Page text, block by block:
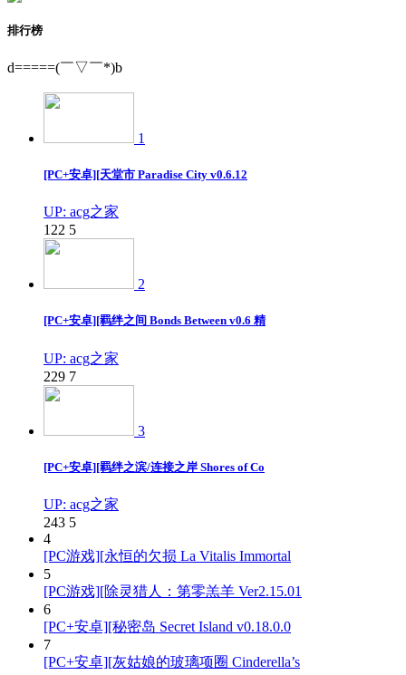
排行榜
d=====(￣▽￣*)b
1
[PC+安卓][天堂市 Paradise City v0.6.12
UP: acg之家
122 5
2
[PC+安卓][羁绊之间 Bonds Between v0.6 精
UP: acg之家
229 7
3
[PC+安卓][羁绊之滨/连接之岸 Shores of Co
UP: acg之家
243 5
4
[PC游戏][永恒的欠损 La Vitalis Immortal
5
[PC游戏][除灵猎人：第零羔羊 Ver2.15.01
6
[PC+安卓][秘密岛 Secret Island v0.18.0.0
7
[PC+安卓][灰姑娘的玻璃项圈 Cinderella’s